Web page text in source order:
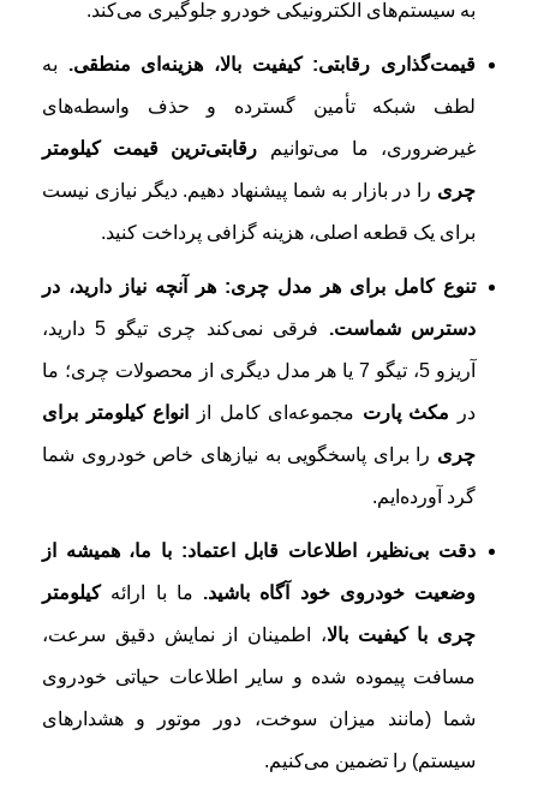
به سیستم‌های الکترونیکی خودرو جلوگیری می‌کند.
قیمت‌گذاری رقابتی: کیفیت بالا، هزینه‌ای منطقی. به
لطف شبکه تأمین گسترده و حذف واسطه‌های
غیرضروری، ما می‌توانیم رقابتی‌ترین قیمت کیلومتر
چری را در بازار به شما پیشنهاد دهیم. دیگر نیازی نیست
برای یک قطعه اصلی، هزینه گزافی پرداخت کنید.
تنوع کامل برای هر مدل چری: هر آنچه نیاز دارید، در
دسترس شماست. فرقی نمی‌کند چری تیگو 5 دارید،
آریزو 5، تیگو 7 یا هر مدل دیگری از محصولات چری؛ ما
در مکث پارت مجموعه‌ای کامل از انواع کیلومتر برای
چری را برای پاسخگویی به نیازهای خاص خودروی شما
گرد آورده‌ایم.
دقت بی‌نظیر، اطلاعات قابل اعتماد: با ما، همیشه از
وضعیت خودروی خود آگاه باشید. ما با ارائهکیلومتر
چری با کیفیت بالا، اطمینان از نمایش دقیق سرعت،
مسافت پیموده شده و سایر اطلاعات حیاتی خودروی
شما (مانند میزان سوخت، دور موتور و هشدارهای
سیستم) را تضمین می‌کنیم.